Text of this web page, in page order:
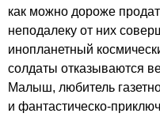
как можно дороже
неподалеку от них
инопланетный
солдаты отказываются
Малыш, любитель
и фантастическо-